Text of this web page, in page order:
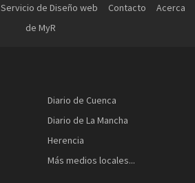
Servicio de Diseño web Contacto
Acerca
de MyR
Diario de Cuenca
Diario de La Mancha
Herencia
Más medios locales...